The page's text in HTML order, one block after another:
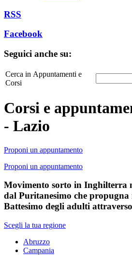
RSS
Facebook
Seguici anche su:
Cerca in Appuntamenti e
Corsi
Corsi e
- Lazio
Proponi un appuntamento
Proponi un appuntamento
Movimento sorto in Inghilterra
dal Puritanesimo che
Battesimo degli adulti
Scegli la tua regione
Abruzzo
Campania